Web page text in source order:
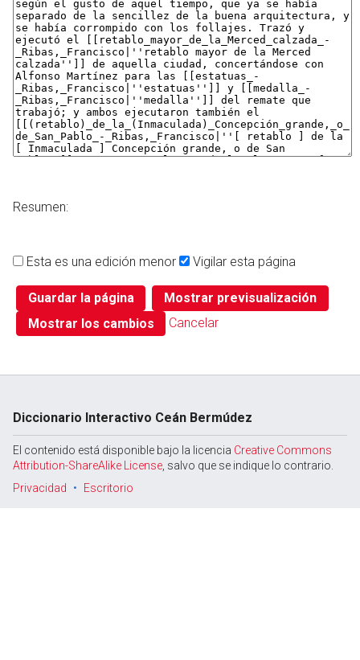
Resumen:
Esta es una edición menor Vigilar esta página
Cancelar
Diccionario Interactivo Ceán Bermúdez
El contenido está disponible bajo la licencia Creative Commons
Attribution-ShareAlike License, salvo que se indique lo contrario.
Privacidad
Escritorio